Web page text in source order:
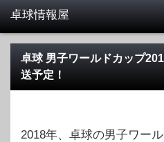
卓球 男子ワールドカップ
送予定！
2018年、卓球の男子ワー